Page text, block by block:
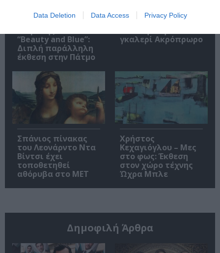
Data Deletion Data Access Privacy Policy
Χαντζαράς –
“Beauty and Blue”:
Διπλή παράλληλη
έκθεση στην Πάτμο
Μαγκανιώτης –
State of Change:
γκαλερί Ακρόπρωρο
Σπάνιος πίνακας
του Λεονάρντο Ντα
Βίντσι έχει
τοποθετηθεί
αθόρυβα στο MET
Χρήστος
Κεχαγιόγλου – Μες
στο φως: Έκθεση
στον χώρο τέχνης
Ώχρα Μπλε
Δημοφιλή Άρθρα